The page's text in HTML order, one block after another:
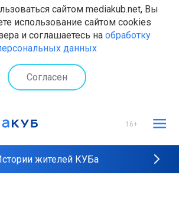
сайтом mediakub.net, Вы
использование сайтом cookies
и соглашаетесь на обработку
данных
Согласен
16+
жителей КУБа